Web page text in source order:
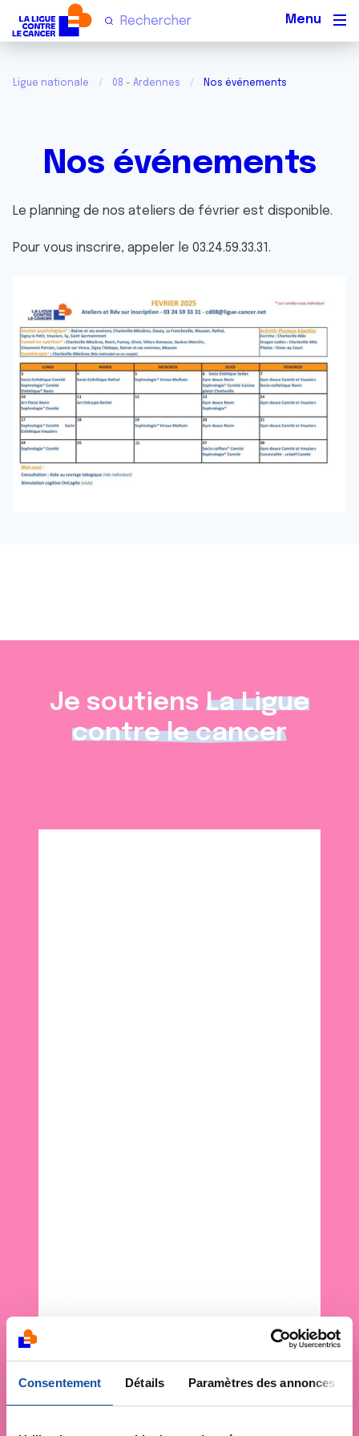
Consentement Détails Paramètres des annonces
Ligue nationale 08 - Ardennes Nos événements
Nos événements
Le planning de nos ateliers de février est disponible.
Pour vous inscrire, appeler le 03.24.59.33.31.
Je soutiens La Ligue
contre le cancer